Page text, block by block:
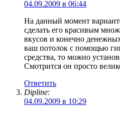
04.09.2009 в 06:44
На данный момент
сделать его красивым
вкусов и конечно
ваш потолок с помощью
средства, то можно
Смотрится он просто
Ответить
Dipline:
04.09.2009 в 10:29